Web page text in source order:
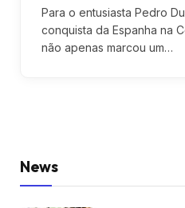
Para o entusiasta Pedro
conquista da Espanha na
não apenas marcou um…
News